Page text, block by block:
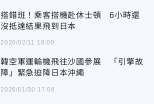
搭錯班！乘客搭機赴休士頓 6小時還
沒抵達結果飛到日本
2026/02/11 18:09
韓空軍運輸機飛往沙國參展 「引擎故
障」緊急迫降日本沖繩
2026/01/30 17:08